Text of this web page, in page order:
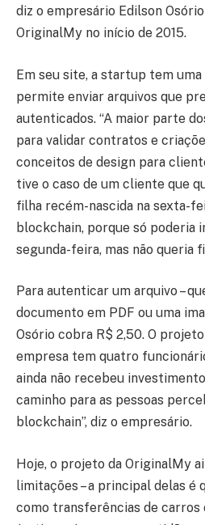
diz o empresário Edilson
OriginalMy no início de 2015.
Em seu site, a startup tem
permite enviar arquivos que
autenticados. “A maior parte
para validar contratos e
conceitos de design para
tive o caso de um cliente que
filha recém-nascida na sexta-
blockchain, porque só poderia
segunda-feira, mas não queria
Para autenticar um arquivo –
documento em PDF ou uma
Osório cobra R$ 2,50. O
empresa tem quatro
ainda não recebeu
caminho para as pessoas
blockchain”, diz o empresário.
Hoje, o projeto da OriginalMy
limitações – a principal delas é
como transferências de carros